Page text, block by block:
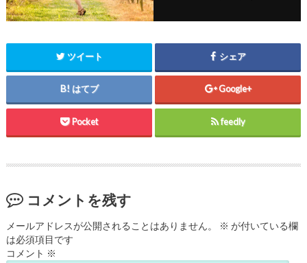
ツイート シェア
はてブ Google+
Pocket feedly
コメントを残す
メールアドレスが公開されることはありません。 ※ が付いている欄
は必須項目です
コメント ※